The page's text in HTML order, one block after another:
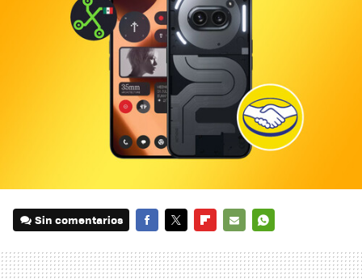
Sin comentarios
MAIL